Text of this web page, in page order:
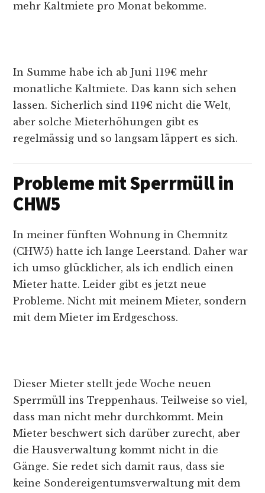
mehr Kaltmiete pro Monat bekomme.
In Summe habe ich ab Juni 119€ mehr
monatliche Kaltmiete. Das kann sich sehen
lassen. Sicherlich sind 119€ nicht die Welt,
aber solche Mieterhöhungen gibt es
regelmässig und so langsam läppert es sich.
Probleme mit Sperrmüll in
CHW5
In meiner fünften Wohnung in Chemnitz
(CHW5) hatte ich lange Leerstand. Daher war
ich umso glücklicher, als ich endlich einen
Mieter hatte. Leider gibt es jetzt neue
Probleme. Nicht mit meinem Mieter, sondern
mit dem Mieter im Erdgeschoss.
Dieser Mieter stellt jede Woche neuen
Sperrmüll ins Treppenhaus. Teilweise so viel,
dass man nicht mehr durchkommt. Mein
Mieter beschwert sich darüber zurecht, aber
die Hausverwaltung kommt nicht in die
Gänge. Sie redet sich damit raus, dass sie
keine Sondereigentumsverwaltung mit dem